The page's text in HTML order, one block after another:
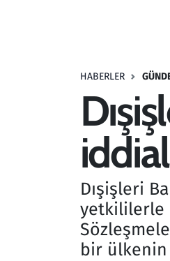
HABERLER
Dışişleri
yetkililerle
bir ülkenin
Savunma Sanayi
Teknoloji ve Bilim